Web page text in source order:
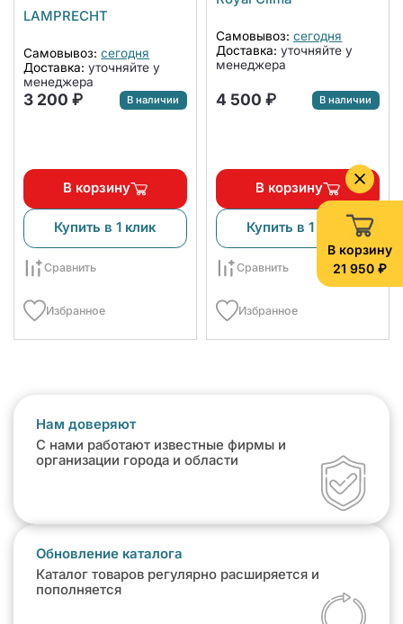
В корзину
21 950 ₽
NW600-CA
LAMPRECHT
Самовывоз: сегодня
Доставка: уточняйте у
менеджера
3 200 ₽ В наличии
В корзину
Купить в 1 клик
Сравнить
Избранное
Самовывоз: сегодня
Доставка: уточняйте у
менеджера
4 500 ₽ В наличии
В корзину
Купить в 1 клик
Сравнить
Избранное
Нам доверяют
С нами работают известные фирмы и
организации города и области
Обновление каталога
Каталог товаров регулярно расширяется и
пополняется